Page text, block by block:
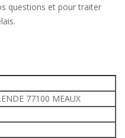
questions et pour traiter
77100 MEAUX